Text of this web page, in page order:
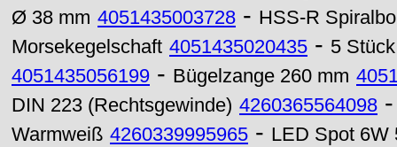
Ø 38 mm 4051435003728 - HSS-R
Morsekegelschaft 4051435020435 - 5
4051435056199 - Bügelzange 260 mm
DIN 223 (Rechtsgewinde) 4260365564098
Warmweiß 4260339995965 - LED Spot 6W